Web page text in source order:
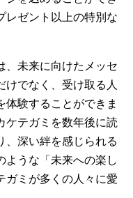
レゼント以上の特別な
、未来に向けたメッセ
けでなく、受け取る人
体験することができま
ケテガミを数年後に読
、深い絆を感じられる
ような「未来への楽し
ガミが多くの人々に愛